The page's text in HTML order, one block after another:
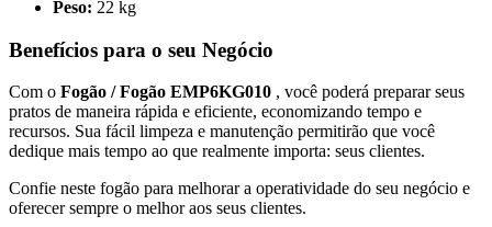
Peso: 22 kg
Benefícios para o seu Negócio
Com o Fogão / Fogão EMP6KG010 , você poderá preparar seus
pratos de maneira rápida e eficiente, economizando tempo e
recursos. Sua fácil limpeza e manutenção permitirão que você
dedique mais tempo ao que realmente importa: seus clientes.
Confie neste fogão para melhorar a operatividade do seu negócio e
oferecer sempre o melhor aos seus clientes.